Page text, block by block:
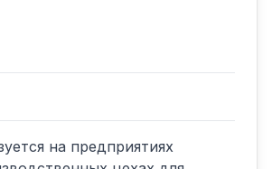
на предприятиях